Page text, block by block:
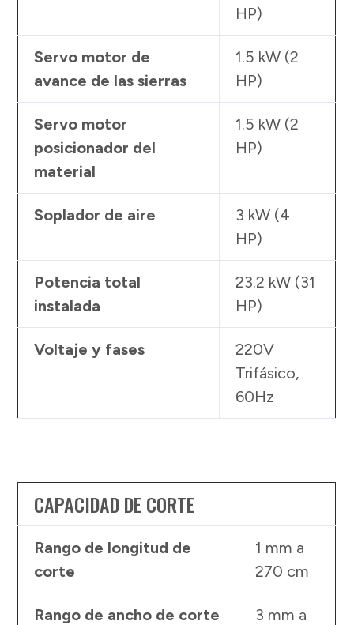
HP)
Servo motor de
avance de las sierras
1.5 kW (2
HP)
Servo motor
posicionador del
material
1.5 kW (2
HP)
Soplador de aire
3 kW (4
HP)
Potencia total
instalada
23.2 kW (31
HP)
Voltaje y fases
220V
Trifásico,
60Hz
CAPACIDAD DE CORTE
Rango de longitud de
corte
1 mm a
270 cm
Rango de ancho de corte
3 mm a